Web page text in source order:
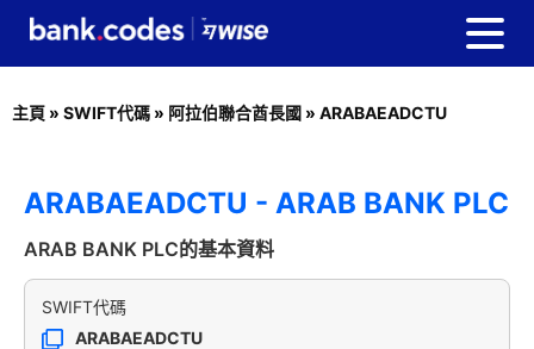
主頁 » SWIFT代碼 » 阿拉伯聯合酋長國 » ARABAEADCTU
ARABAEADCTU - ARAB BANK PLC
ARAB BANK PLC的基本資料
SWIFT代碼
ARABAEADCTU